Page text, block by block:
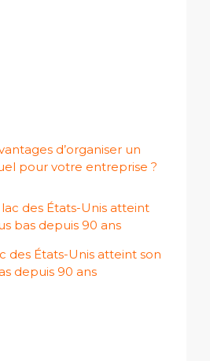
d’organiser un
pour votre entreprise ?
des États-Unis atteint son
depuis 90 ans